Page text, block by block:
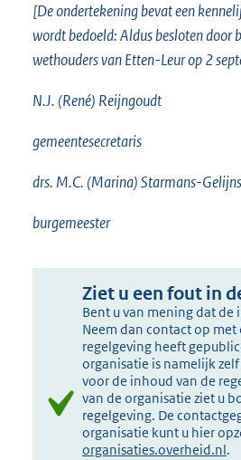
[De ondertekening bevat een
wordt bedoeld: Aldus besloten door
wethouders van Etten-Leur op 2
N.J. (René) Reijngoudt
gemeentesecretaris
drs. M.C. (Marina) Starmans-Gelijns
burgemeester
Ziet u een fout in
Bent u van mening dat de
Neem dan contact op
regelgeving heeft
organisatie is namelijk
voor de inhoud van de
van de organisatie ziet u
regelgeving. De
organisatie kunt u hier
organisaties.overheid.nl.